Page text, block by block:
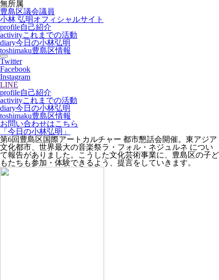
無所属
豊島区議会議員
小林 弘明オフィシャルサイト
profile自己紹介
activityこれまでの活動
diary今日の小林弘明
toshimaku豊島区情報
Twitter
Facebook
Instagram
LINE
profile自己紹介
activityこれまでの活動
diary今日の小林弘明
toshimaku豊島区情報
お問い合わせはこちら
「今日の小林弘明」
第6回豊島区国際アートカルチャー 都市懇話会開催。東アジア
文化都市、世界最大の音楽祭ラ・フォル・ネジュルネ につい
て報告がありました。こうした文化芸術事業に、豊島区の子ど
もたちも参加・体験できるよう、提言をしていきます。